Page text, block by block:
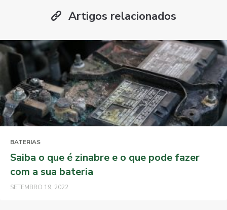
Artigos relacionados
BATERIAS
Saiba o que é zinabre e o que pode fazer
com a sua bateria
SETEMBRO 19, 2022